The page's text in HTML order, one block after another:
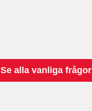
Se alla vanliga frågor